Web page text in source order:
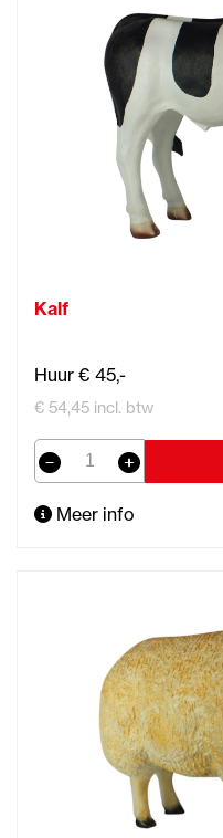
Kalf
Huur € 45,-
€ 54,45 incl. btw
Meer info